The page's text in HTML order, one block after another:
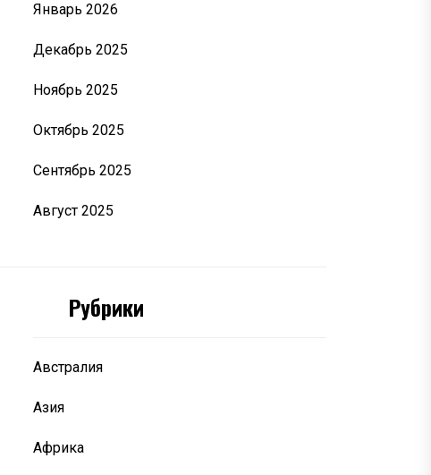
Январь 2026
Декабрь 2025
Ноябрь 2025
Октябрь 2025
Сентябрь 2025
Август 2025
Рубрики
Австралия
Азия
Африка